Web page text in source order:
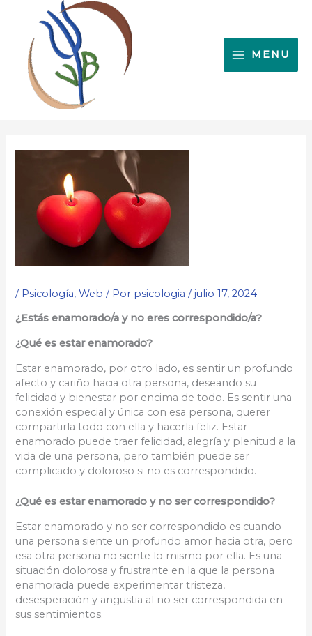
contenido
MENU
/ Psicología,Web / Por psicologia/ julio 17, 2024
¿Estás enamorado/a y no eres correspondido/a?
¿Qué es estar enamorado?
Estar enamorado, por otro lado, es sentir un profundo
afecto y cariño hacia otra persona, deseando su
felicidad y bienestar por encima de todo. Es sentir una
conexión especial y única con esa persona, querer
compartirla todo con ella y hacerla feliz. Estar
enamorado puede traer felicidad, alegría y plenitud a la
vida de una persona, pero también puede ser
complicado y doloroso si no es correspondido.
¿Qué es estar enamorado y no ser correspondido?
Estar enamorado y no ser correspondido es cuando
una persona siente un profundo amor hacia otra, pero
esa otra persona no siente lo mismo por ella. Es una
situación dolorosa y frustrante en la que la persona
enamorada puede experimentar tristeza,
desesperación y angustia al no ser correspondida en
sus sentimientos.